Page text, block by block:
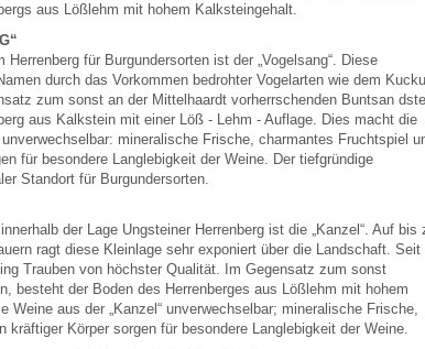
aus Lößlehm mit hohem Kalksteingehalt.
für Burgundersorten ist der „Vogelsang“. Diese
durch das Vorkommen bedrohter Vogelarten wie dem
zum sonst an der Mittelhaardt vorherrschenden Buntsan
aus Kalkstein mit einer Löß - Lehm - Auflage. Dies macht die
mineralische Frische, charmantes Fruchtspiel
für besondere Langlebigkeit der Weine. Der tiefgründige
Standort für Burgundersorten.
der Lage Ungsteiner Herrenberg ist die „Kanzel“. Auf bis
ragt diese Kleinlage sehr exponiert über die Landschaft. Seit
Trauben von höchster Qualität. Im Gegensatz zum sonst
besteht der Boden des Herrenberges aus Lößlehm mit hohem
Weine aus der „Kanzel“ unverwechselbar; mineralische Frische,
kräftiger Körper sorgen für besondere Langlebigkeit der Weine.